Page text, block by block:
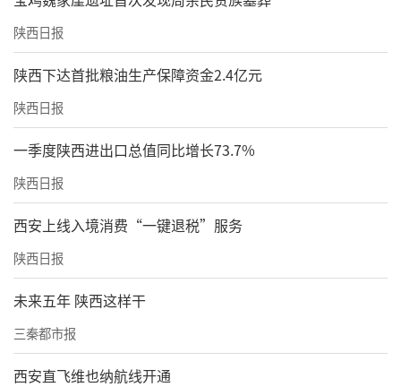
陕西日报
陕西下达首批粮油生产保障资金2.4亿元
陕西日报
一季度陕西进出口总值同比增长73.7%
陕西日报
西安上线入境消费“一键退税”服务
陕西日报
未来五年 陕西这样干
三秦都市报
西安直飞维也纳航线开通